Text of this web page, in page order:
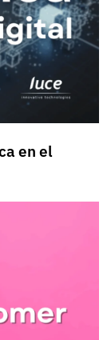
en el